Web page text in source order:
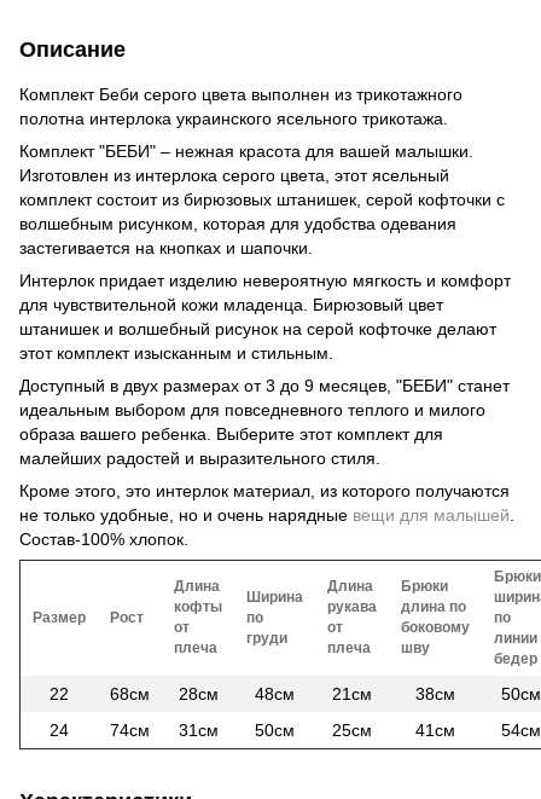
Описание
Комплект Беби серого цвета выполнен из трикотажного
полотна интерлока украинского ясельного трикотажа.
Комплект "БЕБИ" – нежная красота для вашей малышки.
Изготовлен из интерлока серого цвета, этот ясельный
комплект состоит из бирюзовых штанишек, серой кофточки с
волшебным рисунком, которая для удобства одевания
застегивается на кнопках и шапочки.
Интерлок придает изделию невероятную мягкость и комфорт
для чувствительной кожи младенца. Бирюзовый цвет
штанишек и волшебный рисунок на серой кофточке делают
этот комплект изысканным и стильным.
Доступный в двух размерах от 3 до 9 месяцев, "БЕБИ" станет
идеальным выбором для повседневного теплого и милого
образа вашего ребенка. Выберите этот комплект для
малейших радостей и выразительного стиля.
Кроме этого, это интерлок материал, из которого получаются
не только удобные, но и очень нарядные вещи для малышей
Состав-100% хлопок.
Размер Рост
Длина
кофты
от
плеча
Ширина
по
груди
Длина
рукава
от
плеча
Брюки
длина по
боковому
шву
Брюки
по
линии
бедер
22 68см 28см 48см 21см 38см
50см
24
74см 31см 50см 25см 41см 54см